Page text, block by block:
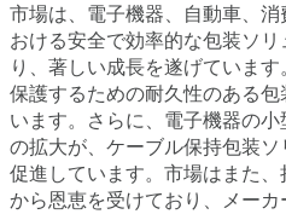
市場は、電子機器、自動車、
おける安全で効率的な包装ソ
り、著しい成長を遂げていま
保護するための耐久性のある
います。さらに、電子機器の
の拡大が、ケーブル保持包装
促進しています。市場はまた
から恩恵を受けており、メー